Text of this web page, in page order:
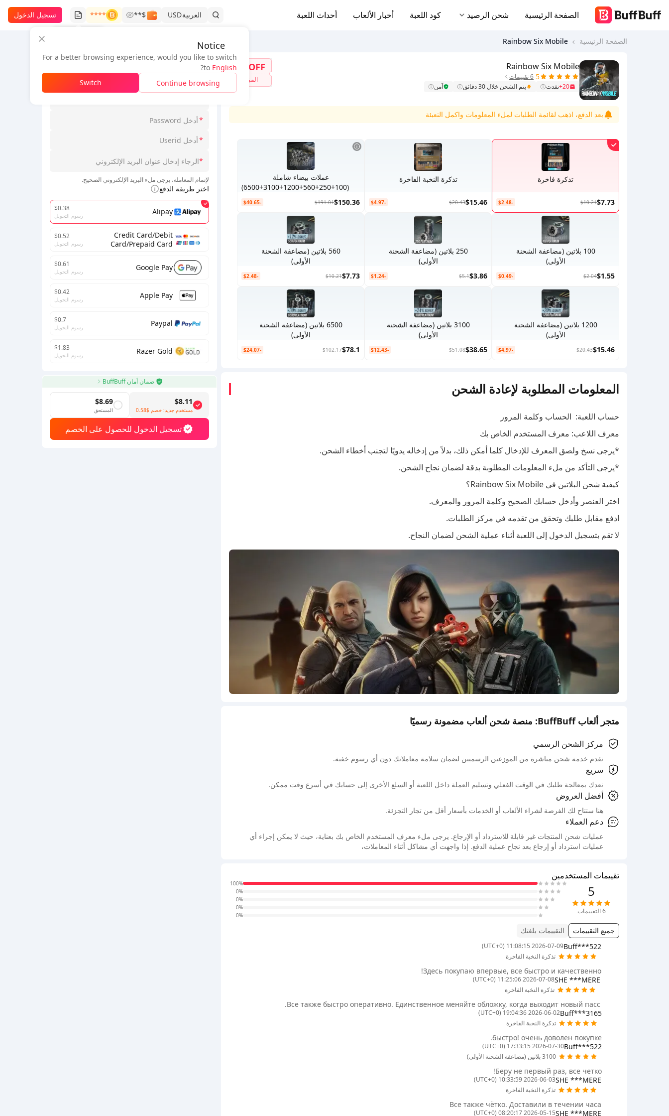
الصفحة الرئيسية شحن الرصيد كود اللعبة أخبار الألعاب أحداث اللعبة العربيةUSD
$**
****
تسجيل الدخول
الصفحة الرئيسية Rainbow Six Mobile
معلومات الطلب
*اختر Loginmodel
*
*
*
لإتمام المعاملة، يرجى ملء البريد الإلكتروني الصحيح.
اختر طريقة الدفع
Alipay
$0.38
رسوم التحويل
Credit Card/Debit
Card/Prepaid Card
$0.52
رسوم التحويل
Google Pay
$0.61
رسوم التحويل
Apple Pay
$0.42
رسوم التحويل
Paypal
$0.7
رسوم التحويل
Razer Gold
$1.83
رسوم التحويل
ضمان أمان BuffBuff
$8.11
مستخدم جديد: خصم $0.58
$8.69
المستحق
تسجيل الدخول للحصول على الخصم
Rainbow Six Mobile
5 6 تقييمات
20+ نفدت يتم الشحن خلال 30 دقائق آمن
7%OFF
المزيد
بعد الدفع، اذهب لقائمة الطلبات لملء المعلومات واكمل التعبئة
تذكرة فاخرة
$7.73
$10.21
-$2.48
تذكرة النخبة الفاخرة
$15.46
$20.43
-$4.97
عملات بيضاء شاملة
(100+250+560+1200+3100+6500)
$150.36
$191.01
-$40.65
100 بلاتين (مضاعفة الشحنة
الأولى)
$1.55
$2.04
-$0.49
250 بلاتين (مضاعفة الشحنة
الأولى)
$3.86
$5.1
-$1.24
560 بلاتين (مضاعفة الشحنة
الأولى)
$7.73
$10.21
-$2.48
1200 بلاتين (مضاعفة الشحنة
الأولى)
$15.46
$20.43
-$4.97
3100 بلاتين (مضاعفة الشحنة
الأولى)
$38.65
$51.08
-$12.43
6500 بلاتين (مضاعفة الشحنة
الأولى)
$78.1
$102.17
-$24.07
المعلومات المطلوبة لإعادة الشحن
حساب اللعبة: الحساب وكلمة المرور
معرف اللاعب: معرف المستخدم الخاص بك
*يرجى نسخ ولصق المعرف للإدخال كلما أمكن ذلك، بدلاً من إدخاله يدويًا لتجنب أخطاء الشحن.
*يرجى التأكد من ملء المعلومات المطلوبة بدقة لضمان نجاح الشحن.
كيفية شحن البلاتين في Rainbow Six Mobile؟
اختر العنصر وأدخل حسابك الصحيح وكلمة المرور والمعرف.
ادفع مقابل طلبك وتحقق من تقدمه في مركز الطلبات.
لا تقم بتسجيل الدخول إلى اللعبة أثناء عملية الشحن لضمان النجاح.
متجر ألعاب BuffBuff: منصة شحن ألعاب مضمونة رسميًا
مركز الشحن الرسمي
نقدم خدمة شحن مباشرة من الموزعين الرسميين لضمان سلامة معاملاتك دون أي رسوم خفية.
سريع
نعدك بمعالجة طلبك في الوقت الفعلي وتسليم العملة داخل اللعبة أو السلع الأخرى إلى حسابك في أسرع وقت ممكن.
أفضل العروض
هنا ستتاح لك الفرصة لشراء الألعاب أو الخدمات بأسعار أقل من تجار التجزئة.
دعم العملاء
عمليات شحن المنتجات غير قابلة للاسترداد أو الإرجاع. يرجى ملء معرف المستخدم الخاص بك بعناية، حيث لا يمكن إجراء أي
عمليات استرداد أو إرجاع بعد نجاح عملية الدفع. إذا واجهت أي مشاكل أثناء المعاملات،
تقييمات المستخدمين
5
6التقييمات
100%
0%
0%
0%
0%
جميع التقييمات
التقييمات بلغتك
Buff***522
2026-07-09 11:08:15 (UTC+0)
تذكرة النخبة الفاخرة
Здесь покупаю впервые, все быстро и качественно!
SHE ***MERE
2026-07-08 11:25:06 (UTC+0)
تذكرة النخبة الفاخرة
Все также быстро оперативно. Единственное меняйте обложку, когда выходит новый пасс.
Buff***3165
2026-06-02 19:04:36 (UTC+0)
تذكرة النخبة الفاخرة
быстро! очень доволен покупке.
Buff***522
2026-07-30 17:33:15 (UTC+0)
3100 بلاتين (مضاعفة الشحنة الأولى)
Беру не первый раз, все четко!
SHE ***MERE
2026-06-03 10:33:59 (UTC+0)
تذكرة النخبة الفاخرة
Все также чётко. Доставили в течении часа
SHE ***MERE
2026-05-15 08:20:17 (UTC+0)
Notice
For a better browsing experience, would you like to switch
to English
?
Continue browsing
Switch